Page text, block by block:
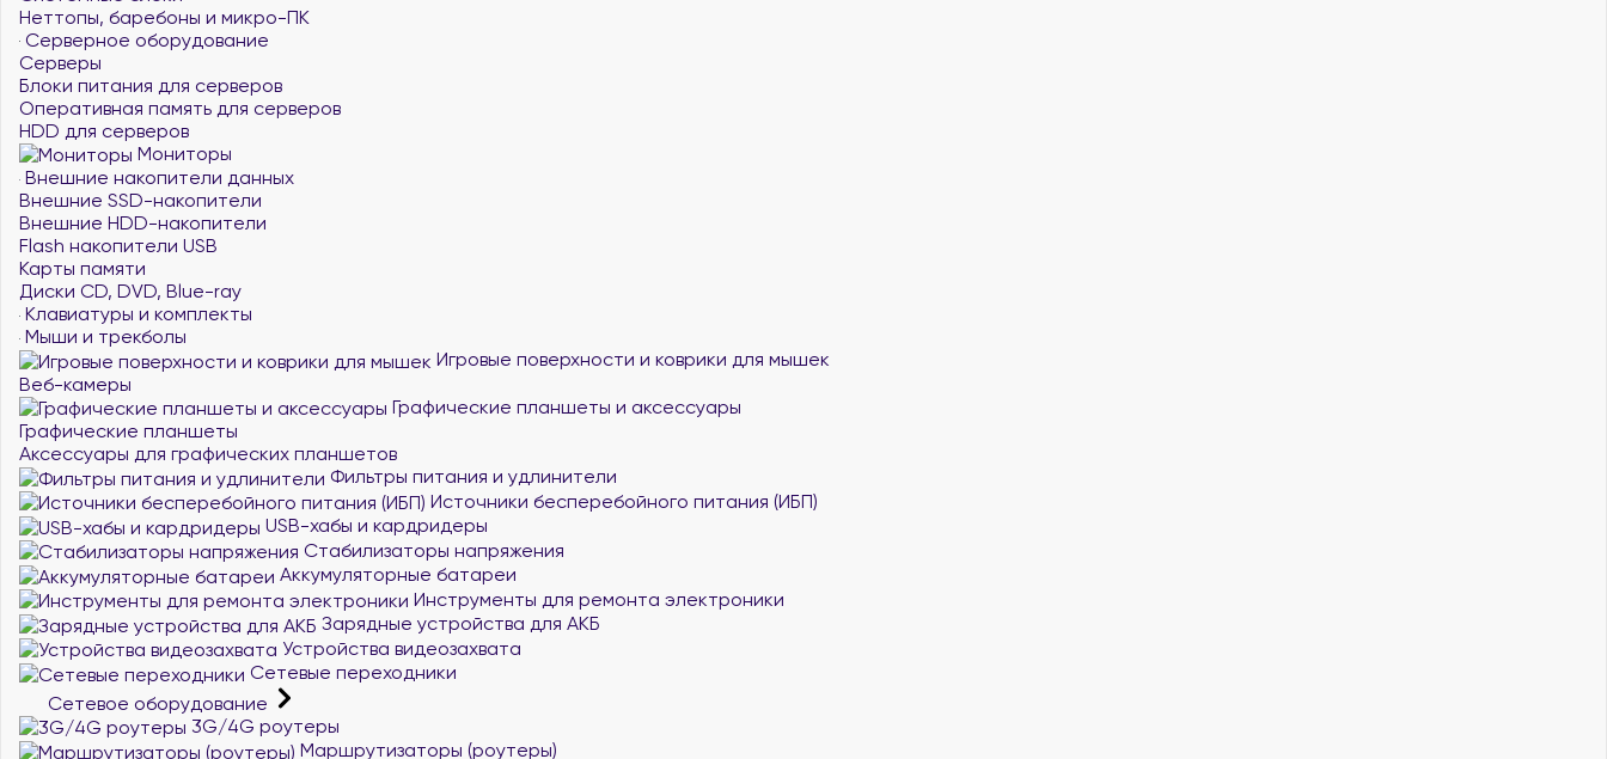
Неттопы, баребоны и микро-ПК
Серверное оборудование
Серверы
Блоки питания для серверов
Оперативная память для серверов
HDD для серверов
Мониторы
Внешние накопители данных
Внешние SSD-накопители
Внешние HDD-накопители
Flash накопители USB
Карты памяти
Диски CD, DVD, Blue-ray
Клавиатуры и комплекты
Мыши и трекболы
Игровые поверхности и коврики для мышек
Веб-камеры
Графические планшеты и аксессуары
Графические планшеты
Аксессуары для графических планшетов
Фильтры питания и удлинители
Источники бесперебойного питания (ИБП)
USB-хабы и кардридеры
Стабилизаторы напряжения
Аккумуляторные батареи
Инструменты для ремонта электроники
Зарядные устройства для АКБ
Устройства видеозахвата
Сетевые переходники
Сетевое оборудование
3G/4G роутеры
Маршрутизаторы (роутеры)